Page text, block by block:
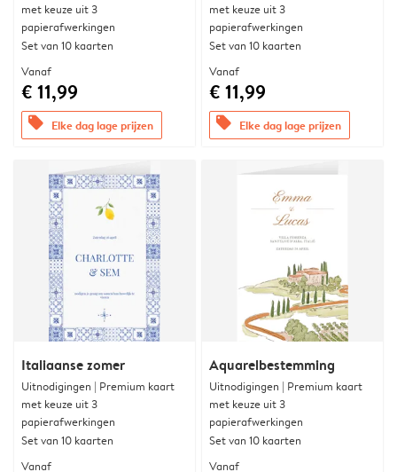
met keuze uit 3
papierafwerkingen
Set van 10 kaarten
Vanaf
€ 11,99
offers Elke dag lage prijzen
met keuze uit 3
papierafwerkingen
Set van 10 kaarten
Vanaf
€ 11,99
offers Elke dag lage prijzen
Italiaanse zomer
Uitnodigingen | Premium kaart
met keuze uit 3
papierafwerkingen
Set van 10 kaarten
Vanaf
Aquarelbestemming
Uitnodigingen | Premium kaart
met keuze uit 3
papierafwerkingen
Set van 10 kaarten
Vanaf